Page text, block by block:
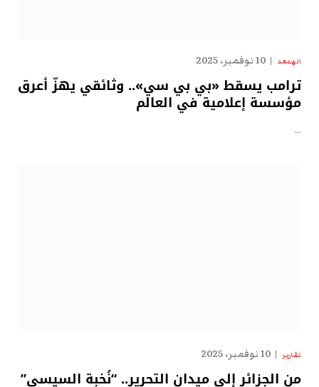
الهدهد 10 نوفمبر، 2025
ترامب يسقط «بي بي سي».. وثائقي يهزّ أعرق
مؤسسة إعلامية في العالم
…
تقارير 10 نوفمبر، 2025
من الجزائر إلى ميدان التحرير.. “نُخبة السيسي”